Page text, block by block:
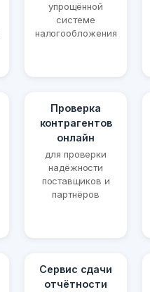
упрощённой
системе
налогообложения
Проверка
контрагентов
онлайн
для проверки
надёжности
поставщиков и
партнёров
Сервис сдачи
отчётности